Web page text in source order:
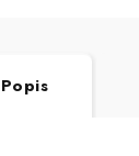
Popis